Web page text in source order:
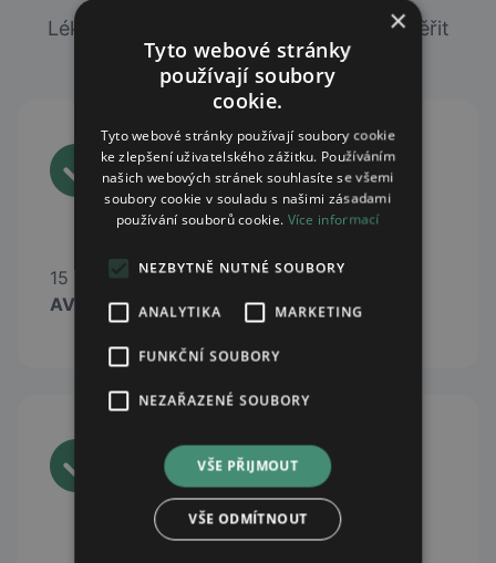
Lékárny, ve kterých si můžete online ověřit
dostupnost léků skladem.
15 lékáren lékáren sítě
AVE Lékárna
×
Tyto webové stránky
používají soubory
cookie.
Tyto webové stránky používají soubory cookie
ke zlepšení uživatelského zážitku. Používáním
našich webových stránek souhlasíte se všemi
soubory cookie v souladu s našimi zásadami
používání souborů cookie. Více informací
NEZBYTNĚ NUTNÉ SOUBORY
ANALYTIKA MARKETING
FUNKČNÍ SOUBORY
NEZAŘAZENÉ SOUBORY
VŠE PŘIJMOUT
VŠE ODMÍTNOUT